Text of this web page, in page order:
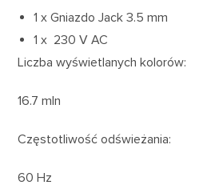
1 x Gniazdo Jack 3.5 mm
1 x 230 V AC
Liczba wyświetlanych kolorów:
16.7 mln
Częstotliwość odświeżania:
60 Hz